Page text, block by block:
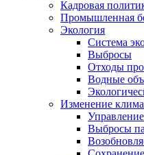
Кадровая
Промышленная
Экология
Система
Выбросы
Отходы
Водные
Изменение
Выбросы